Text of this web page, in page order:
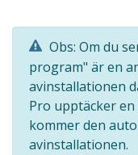
Obs: Om du
program" är en
avinstallationen
Pro upptäcker
kommer den
avinstallationen.